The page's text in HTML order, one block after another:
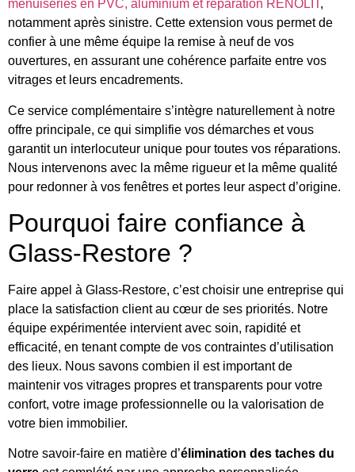
menuiseries en PVC, aluminium et réparation RENOLIT ,
notamment après sinistre. Cette extension vous permet de
confier à une même équipe la remise à neuf de vos
ouvertures, en assurant une cohérence parfaite entre vos
vitrages et leurs encadrements.
Ce service complémentaire s’intègre naturellement à notre
offre principale, ce qui simplifie vos démarches et vous
garantit un interlocuteur unique pour toutes vos réparations.
Nous intervenons avec la même rigueur et la même qualité
pour redonner à vos fenêtres et portes leur aspect d’origine.
Pourquoi faire confiance à
Glass-Restore ?
Faire appel à Glass-Restore, c’est choisir une entreprise qui
place la satisfaction client au cœur de ses priorités. Notre
équipe expérimentée intervient avec soin, rapidité et
efficacité, en tenant compte de vos contraintes d’utilisation
des lieux. Nous savons combien il est important de
maintenir vos vitrages propres et transparents pour votre
confort, votre image professionnelle ou la valorisation de
votre bien immobilier.
Notre savoir-faire en matière d’élimination des taches du